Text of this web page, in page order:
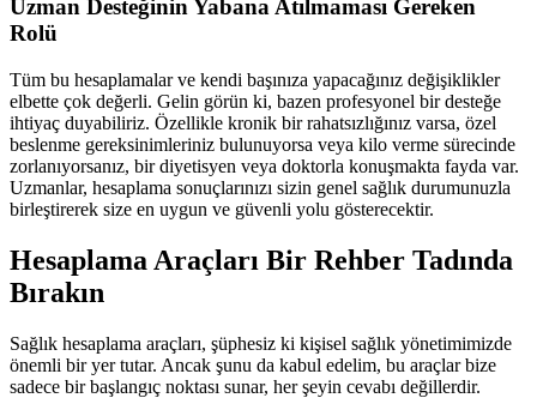
Uzman Desteğinin Yabana Atılmaması Gereken
Rolü
Tüm bu hesaplamalar ve kendi başınıza yapacağınız değişiklikler
elbette çok değerli. Gelin görün ki, bazen profesyonel bir desteğe
ihtiyaç duyabiliriz. Özellikle kronik bir rahatsızlığınız varsa, özel
beslenme gereksinimleriniz bulunuyorsa veya kilo verme sürecinde
zorlanıyorsanız, bir diyetisyen veya doktorla konuşmakta fayda var.
Uzmanlar, hesaplama sonuçlarınızı sizin genel sağlık durumunuzla
birleştirerek size en uygun ve güvenli yolu gösterecektir.
Hesaplama Araçları Bir Rehber Tadında
Bırakın
Sağlık hesaplama araçları, şüphesiz ki kişisel sağlık yönetimimizde
önemli bir yer tutar. Ancak şunu da kabul edelim, bu araçlar bize
sadece bir başlangıç noktası sunar, her şeyin cevabı değillerdir.